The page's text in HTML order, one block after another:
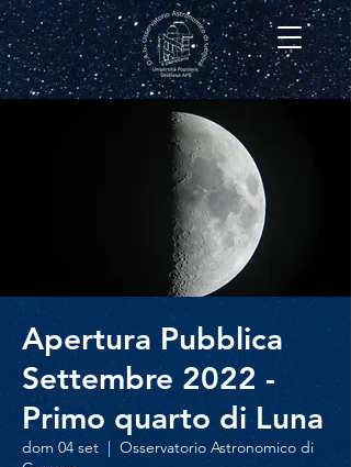
Apertura Pubblica
Settembre 2022 -
Primo quarto di Luna
dom 04 set
  |
Osservatorio Astronomico di